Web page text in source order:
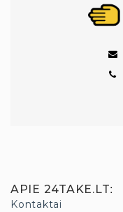
APIE 24TAKE.LT:
Kontaktai